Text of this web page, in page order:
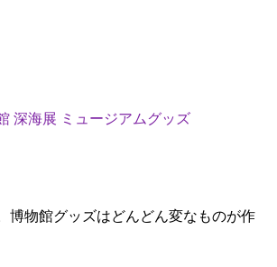
博物館グッズはどんどん変なものが作